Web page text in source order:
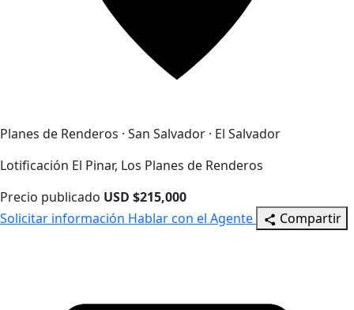
Planes de Renderos · San Salvador · El Salvador
Lotificación El Pinar, Los Planes de Renderos
Precio publicado USD $215,000
Solicitar información Hablar con el Agente Compartir